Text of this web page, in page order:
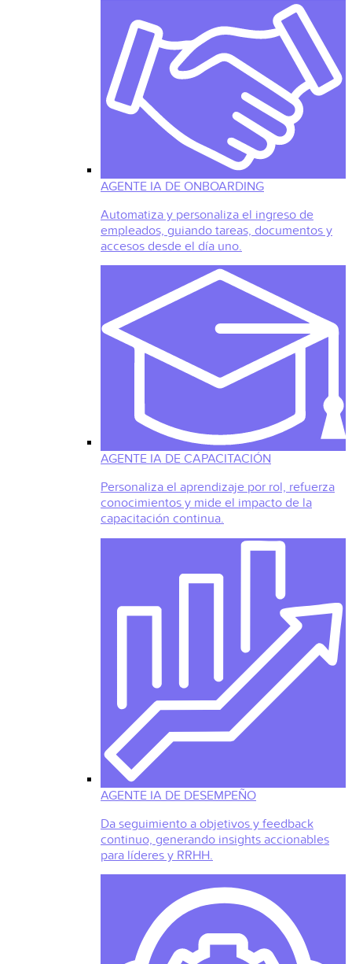
AGENTE IA DE ONBOARDING
Automatiza y personaliza el ingreso de
empleados, guiando tareas, documentos y
accesos desde el día uno.
AGENTE IA DE CAPACITACIÓN
Personaliza el aprendizaje por rol, refuerza
conocimientos y mide el impacto de la
capacitación continua.
AGENTE IA DE DESEMPEÑO
Da seguimiento a objetivos y feedback
continuo, generando insights accionables
para líderes y RRHH.